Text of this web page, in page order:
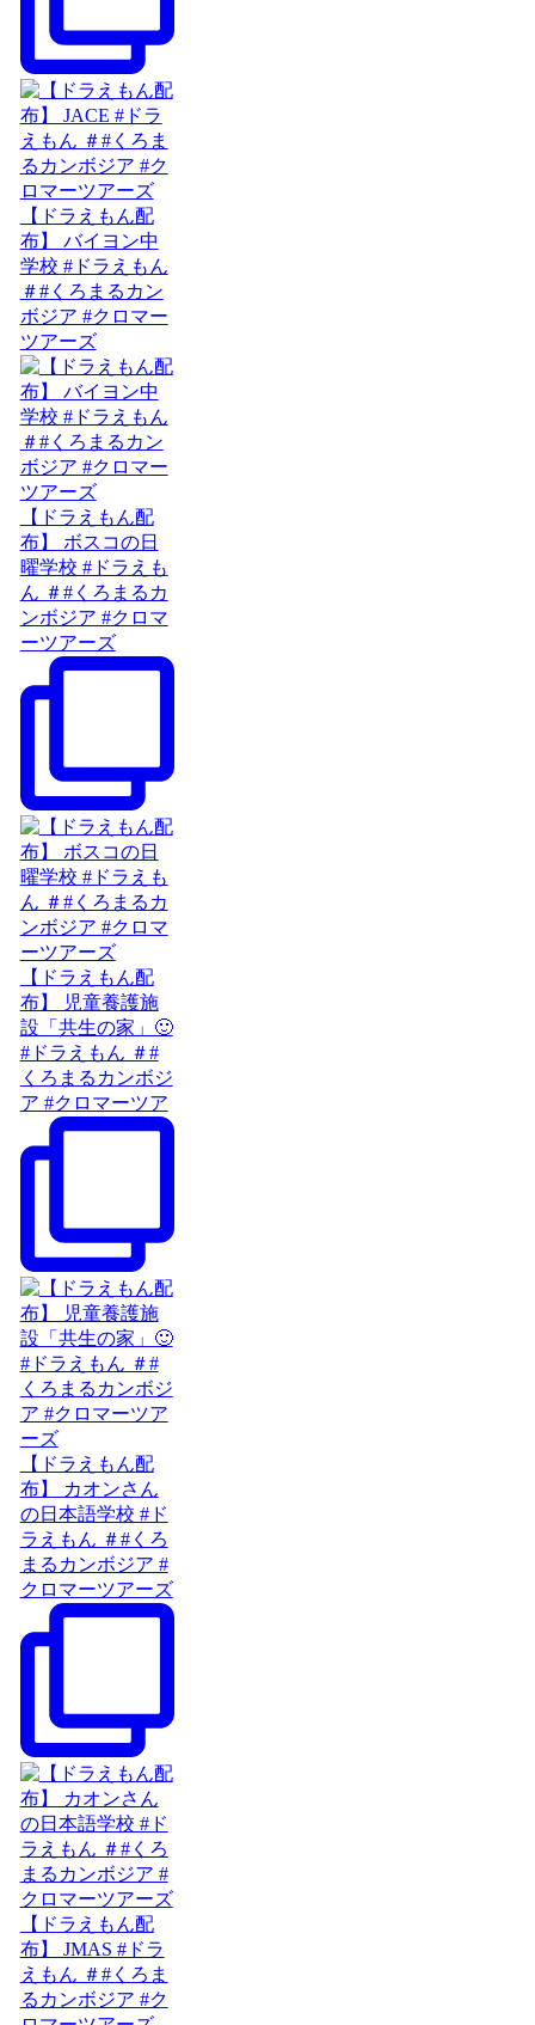
【ドラえもん配
布】 バイヨン中
学校 #ドラえもん
＃#くろまるカン
ボジア #クロマー
ツアーズ
【ドラえもん配
布】 ボスコの日
曜学校 #ドラえも
ん ＃#くろまるカ
ンボジア #クロマ
ーツアーズ
【ドラえもん配
布】 児童養護施
設「共生の家」🙂
#ドラえもん ＃#
くろまるカンボジ
ア #クロマーツア
【ドラえもん配
布】 カオンさん
の日本語学校 #ド
ラえもん ＃#くろ
まるカンボジア #
クロマーツアーズ
【ドラえもん配
布】 JMAS #ドラ
えもん ＃#くろま
るカンボジア #ク